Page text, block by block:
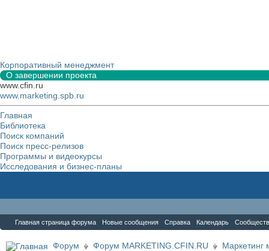
Корпоративный менеджмент
О завершении проекта
www.cfin.ru
www.marketing.spb.ru
Главная
Библиотека
Поиск компаний
Поиск пресс-релизов
Программы и видеокурсы
Исследования и бизнес-планы
Главная страница форума Новые сообщения Справка Календарь
Форум Форум MARKETING.CFIN.RU
Маркетинг